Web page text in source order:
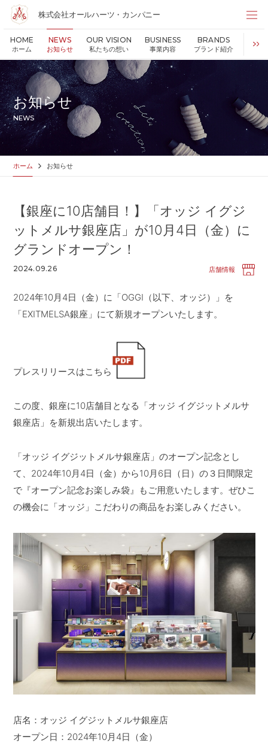
株式会社オールハーツ・カンパニー
HOME
ホーム
NEWS
お知らせ
OUR VISION
私たちの想い
BUSINESS
事業内容
BRANDS
ブランド紹介 持続
株式会社オールハーツ・カンパニー
店舗検索
HOME ホーム
NEWS お知らせ
OUR VISION 私たちの想い
MESSAGE 代表メッセージ
VALUES 企業理念
BUSINESS
SHOP 店舗情報
SUSTAINABILITY 持続可能な世界の実現のために
ABOUT US 企業情報
新卒採用
RECRUIT
ALL HEARTS MALL オールハーツ・モール
OGGI ONLINE STORE オッジオンラインストア
お知らせ
NEWS
ホーム お知らせ
【銀座に10店舗目！】「オッジ イグジ
ットメルサ銀座店」が10月4日（金）に
グランドオープン！
2024.09.26 店舗情報
2024年10月4日（金）に「OGGI（以下、オッジ）」を
「EXITMELSA銀座」にて新規オープンいたします。
プレスリリースはこちら
この度、銀座に10店舗目となる「オッジ イグジットメルサ
銀座店」を新規出店いたします。
「オッジ イグジットメルサ銀座店」のオープン記念とし
て、2024年10月4日（金）から10月6日（日）の３日間限定
で『オープン記念お楽しみ袋』もご用意いたします。ぜひこ
の機会に「オッジ」こだわりの商品をお楽しみください。
店名：オッジ イグジットメルサ銀座店
オープン日：2024年10月4日（金）